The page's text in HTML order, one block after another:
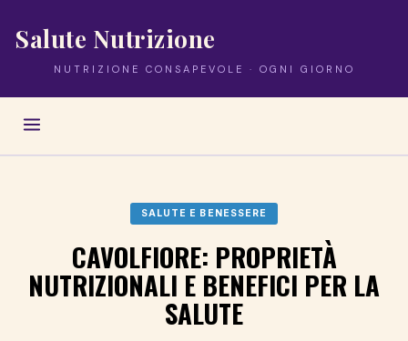
Salute Nutrizione
NUTRIZIONE CONSAPEVOLE · OGNI GIORNO
SALUTE E BENESSERE
CAVOLFIORE: PROPRIETÀ
NUTRIZIONALI E BENEFICI PER LA
SALUTE